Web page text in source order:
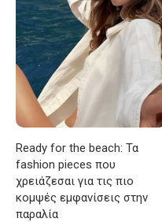
Ready for the beach: Τα
fashion pieces που
χρειάζεσαι για τις πιο
κομψές εμφανίσεις στην
παραλία